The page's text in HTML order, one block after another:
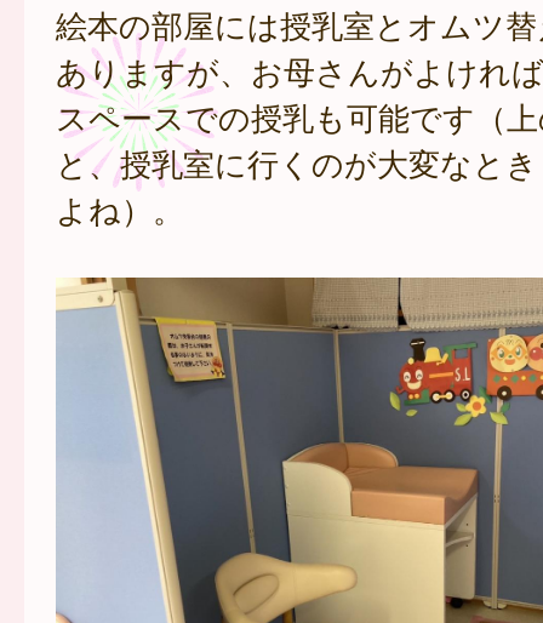
絵本の部屋には授乳室とオムツ
ありますが、お母さんがよけれ
スペースでの授乳も可能です（
と、授乳室に行くのが大変なと
よね）。